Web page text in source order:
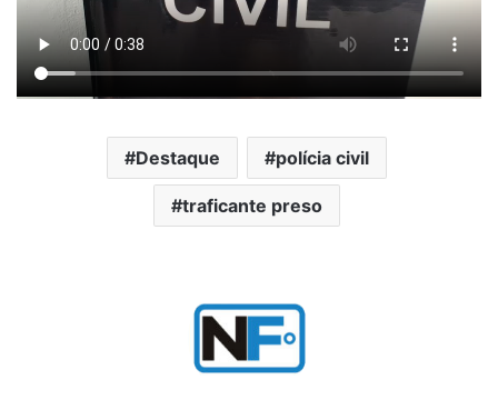
Destaque polícia civil
traficante preso